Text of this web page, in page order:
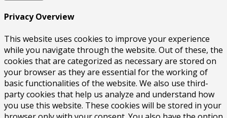
Privacy Overview
This website uses cookies to improve your experience
while you navigate through the website. Out of these, the
cookies that are categorized as necessary are stored on
your browser as they are essential for the working of
basic functionalities of the website. We also use third-
party cookies that help us analyze and understand how
you use this website. These cookies will be stored in your